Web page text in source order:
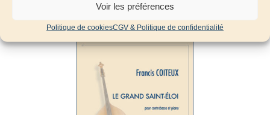
Voir les préférences
Politique de cookiesCGV & Politique de confidentialité